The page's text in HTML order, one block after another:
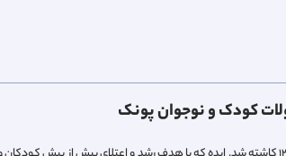
کودک و نوجوان پونک